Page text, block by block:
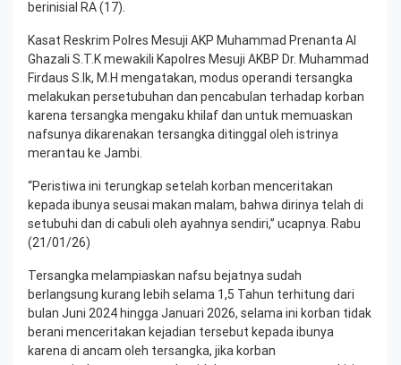
berinisial RA (17).
Kasat Reskrim Polres Mesuji AKP Muhammad Prenanta Al
Ghazali S.T.K mewakili Kapolres Mesuji AKBP Dr. Muhammad
Firdaus S.Ik, M.H mengatakan, modus operandi tersangka
melakukan persetubuhan dan pencabulan terhadap korban
karena tersangka mengaku khilaf dan untuk memuaskan
nafsunya dikarenakan tersangka ditinggal oleh istrinya
merantau ke Jambi.
“Peristiwa ini terungkap setelah korban menceritakan
kepada ibunya seusai makan malam, bahwa dirinya telah di
setubuhi dan di cabuli oleh ayahnya sendiri,” ucapnya. Rabu
(21/01/26)
Tersangka melampiaskan nafsu bejatnya sudah
berlangsung kurang lebih selama 1,5 Tahun terhitung dari
bulan Juni 2024 hingga Januari 2026, selama ini korban tidak
berani menceritakan kejadian tersebut kepada ibunya
karena di ancam oleh tersangka, jika korban